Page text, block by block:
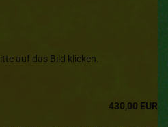
auf das Bild klicken.
430,00 EUR